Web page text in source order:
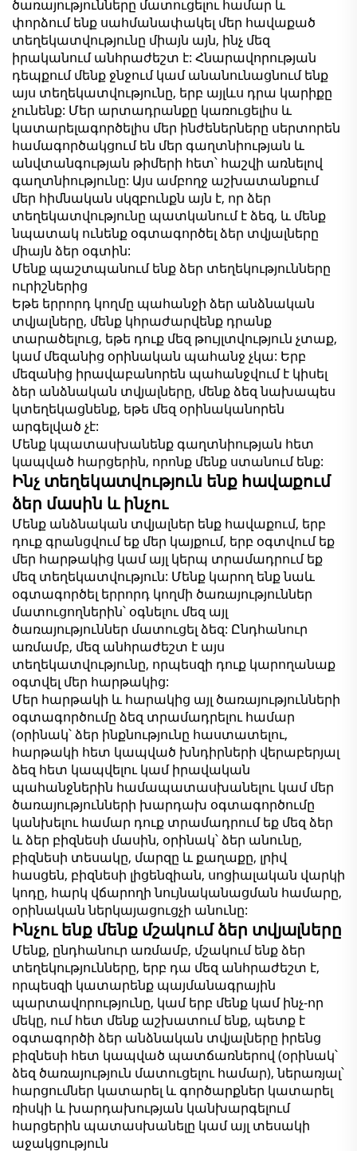
ծառայությունները մատուցելու համար և
փորձում ենք սահմանափակել մեր հավաքած
տեղեկատվությունը միայն այն, ինչ մեզ
իրականում անհրաժեշտ է: Հնարավորության
դեպքում մենք ջնջում կամ անանունացնում ենք
այս տեղեկատվությունը, երբ այլևս դրա կարիքը
չունենք: Մեր արտադրանքը կառուցելիս և
կատարելագործելիս մեր ինժեներները սերտորեն
համագործակցում են մեր գաղտնիության և
անվտանգության թիմերի հետ՝ հաշվի առնելով
գաղտնիությունը: Այս ամբողջ աշխատանքում
մեր հիմնական սկզբունքն այն է, որ ձեր
տեղեկատվությունը պատկանում է ձեզ, և մենք
նպատակ ունենք օգտագործել ձեր տվյալները
միայն ձեր օգտին:
Մենք պաշտպանում ենք ձեր տեղեկությունները
ուրիշներից
Եթե երրորդ կողմը պահանջի ձեր անձնական
տվյալները, մենք կհրաժարվենք դրանք
տարածելուց, եթե դուք մեզ թույլտվություն չտաք,
կամ մեզանից օրինական պահանջ չկա: Երբ
մեզանից իրավաբանորեն պահանջվում է կիսել
ձեր անձնական տվյալները, մենք ձեզ նախապես
կտեղեկացնենք, եթե մեզ օրինականորեն
արգելված չէ:
Մենք կպատասխանենք գաղտնիության հետ
կապված հարցերին, որոնք մենք ստանում ենք:
Ինչ տեղեկատվություն ենք հավաքում
ձեր մասին և ինչու
Մենք անձնական տվյալներ ենք հավաքում, երբ
դուք գրանցվում եք մեր կայքում, երբ օգտվում եք
մեր հարթակից կամ այլ կերպ տրամադրում եք
մեզ տեղեկատվություն: Մենք կարող ենք նաև
օգտագործել երրորդ կողմի ծառայություններ
մատուցողներին՝ օգնելու մեզ այլ
ծառայություններ մատուցել ձեզ: Ընդհանուր
առմամբ, մեզ անհրաժեշտ է այս
տեղեկատվությունը, որպեսզի դուք կարողանաք
օգտվել մեր հարթակից:
Մեր հարթակի և հարակից այլ ծառայությունների
օգտագործումը ձեզ տրամադրելու համար
(օրինակ՝ ձեր ինքնությունը հաստատելու,
հարթակի հետ կապված խնդիրների վերաբերյալ
ձեզ հետ կապվելու կամ իրավական
պահանջներին համապատասխանելու կամ մեր
ծառայությունների խարդախ օգտագործումը
կանխելու համար դուք տրամադրում եք մեզ ձեր
և ձեր բիզնեսի մասին, օրինակ՝ ձեր անունը,
բիզնեսի տեսակը, մարզը և քաղաքը, լրիվ
հասցեն, բիզնեսի լիցենզիան, սոցիալական վարկի
կոդը, հարկ վճարողի նույնականացման համարը,
օրինական ներկայացուցչի անունը:
Ինչու ենք մենք մշակում ձեր տվյալները
Մենք, ընդհանուր առմամբ, մշակում ենք ձեր
տեղեկությունները, երբ դա մեզ անհրաժեշտ է,
որպեսզի կատարենք պայմանագրային
պարտավորությունը, կամ երբ մենք կամ ինչ-որ
մեկը, ում հետ մենք աշխատում ենք, պետք է
օգտագործի ձեր անձնական տվյալները իրենց
բիզնեսի հետ կապված պատճառներով (օրինակ՝
ձեզ ծառայություն մատուցելու համար), ներառյալ՝
հարցումներ կատարել և գործարքներ կատարել
ռիսկի և խարդախության կանխարգելում
հարցերին պատասխանելը կամ այլ տեսակի
աջակցություն